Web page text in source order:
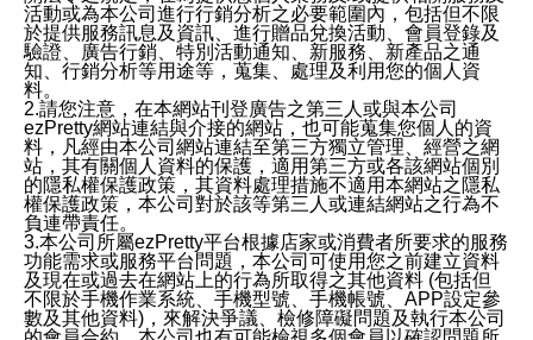
活動或為本公司進行行銷分析之必要範圍內，包括但不限
於提供服務訊息及資訊、進行贈品兌換活動、會員登錄及
驗證、廣告行銷、特別活動通知、新服務、新產品之通
知、行銷分析等用途等，蒐集、處理及利用您的個人資
料。
2.請您注意，在本網站刊登廣告之第三人或與本公司
ezPretty網站連結與介接的網站，也可能蒐集您個人的資
料，凡經由本公司網站連結至第三方獨立管理、經營之網
站，其有關個人資料的保護，適用第三方或各該網站個別
的隱私權保護政策，其資料處理措施不適用本網站之隱私
權保護政策，本公司對於該等第三人或連結網站之行為不
負連帶責任。
3.本公司所屬ezPretty平台根據店家或消費者所要求的服務
功能需求或服務平台問題，本公司可使用您之前建立資料
及現在或過去在網站上的行為所取得之其他資料 (包括但
不限於手機作業系統、手機型號、手機帳號、APP設定參
數及其他資料)，來解決爭議、檢修障礙問題及執行本公司